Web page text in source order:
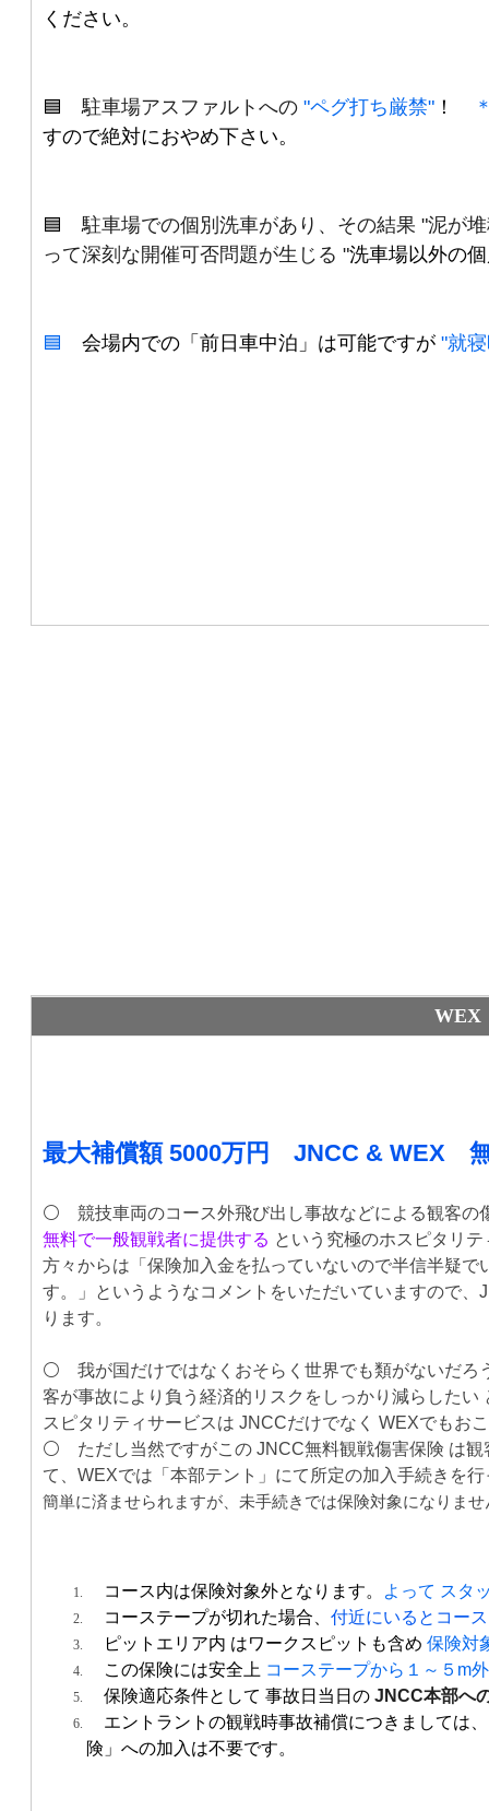
ください。
🟦駐車場アスファルトへの"ペグ打ち厳禁"！
すので絶対におやめ下さい。
🟦
駐車場での個別洗車があり、その結果 "泥が
って深刻な開催可否問題が生じる "洗車場以外の
🟦 会場内での「前日車中泊」は可能ですが "就
WEX
最大補償額 5000万円 JNCC & WEX
⚪️ 競技車両のコース外飛び出し事故などによる観客の
無料で一般観戦者に提供する という究極のホスピタリ
方々からは「保険加入金を払っていないので半信半疑
す。」というようなコメントをいただいていますので
ります。
⚪️ 我が国だけではなくおそらく世界でも類がないだろ
客が事故により負う経済的リスクをしっかり減らしたい
スピタリティサービスは JNCCだけでなく WEXでもお
⚪️ ただし当然ですがこの JNCC無料観戦傷害保険 は
て、WEXでは「本部テント」にて所定の加入手続きを
簡単に済ませられますが、未手続きでは保険対象になりま
コース内は保険対象外となります。
よって スタ
コーステープが切れた場合、 付近にいるとコー
ピットエリア内 はワークスピットも含め 保険対
この保険には安全上 コーステープから １～５m
保険適応条件として 事故日当日のJNCC本部へ
エントラントの観戦時事故補償につきましては
険」への加入は不要です。